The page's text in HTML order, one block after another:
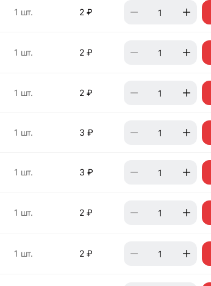
1 шт. 2 ₽
1 шт. 2 ₽
1 шт. 2 ₽
1 шт. 3 ₽
1 шт. 3 ₽
1 шт. 2 ₽
1 шт. 2 ₽